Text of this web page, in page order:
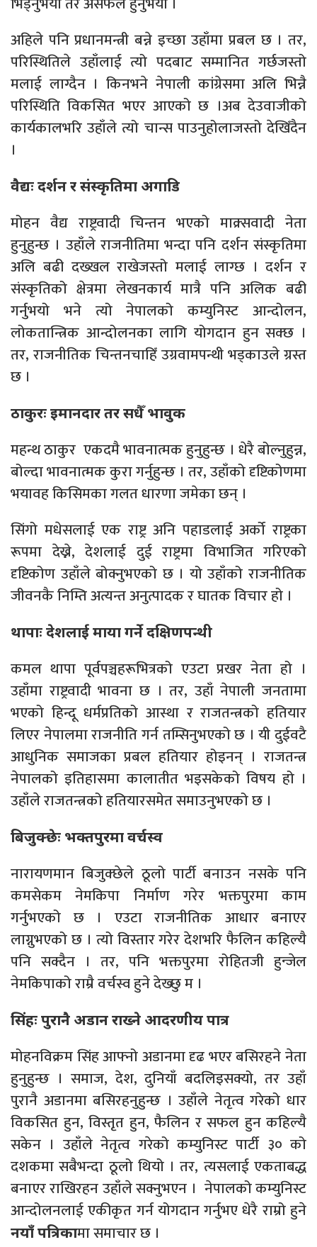
अहिले पनि प्रधानमन्त्री बन्ने इच्छा उहाँमा प्रबल छ । तर,
परिस्थितिले उहाँलाई त्यो पदबाट सम्मानित गर्छजस्तो
मलाई लाग्दैन । किनभने नेपाली कांग्रेसमा अलि भिन्नै
परिस्थिति विकसित भएर आएको छ ।अब देउवाजीको
कार्यकालभरि उहाँले त्यो चान्स पाउनुहोलाजस्तो देखिँदैन
।
वैद्यः दर्शन र संस्कृतिमा अगाडि
मोहन वैद्य राष्ट्रवादी चिन्तन भएको माक्र्सवादी नेता
हुनुहुन्छ । उहाँले राजनीतिमा भन्दा पनि दर्शन संस्कृतिमा
अलि बढी दख्खल राखेजस्तो मलाई लाग्छ । दर्शन र
संस्कृतिको क्षेत्रमा लेखनकार्य मात्रै पनि अलिक बढी
गर्नुभयो भने त्यो नेपालको कम्युनिस्ट आन्दोलन,
लोकतान्त्रिक आन्दोलनका लागि योगदान हुन सक्छ ।
तर, राजनीतिक चिन्तनचाहिँ उग्रवामपन्थी भड्काउले ग्रस्त
छ ।
ठाकुरः इमानदार तर सधैँ भावुक
महन्थ ठाकुर एकदमै भावनात्मक हुनुहुन्छ । धेरै बोल्नुहुन्न,
बोल्दा भावनात्मक कुरा गर्नुहुन्छ । तर, उहाँको दृष्टिकोणमा
भयावह किसिमका गलत धारणा जमेका छन् ।
सिंगो मधेसलाई एक राष्ट्र अनि पहाडलाई अर्को राष्ट्रका
रूपमा देख्ने, देशलाई दुई राष्ट्रमा विभाजित गरिएको
दृष्टिकोण उहाँले बोक्नुभएको छ । यो उहाँको राजनीतिक
जीवनकै निम्ति अत्यन्त अनुत्पादक र घातक विचार हो ।
थापाः देशलाई माया गर्ने दक्षिणपन्थी
कमल थापा पूर्वपञ्चहरूभित्रको एउटा प्रखर नेता हो ।
उहाँमा राष्ट्रवादी भावना छ । तर, उहाँ नेपाली जनतामा
भएको हिन्दू धर्मप्रतिको आस्था र राजतन्त्रको हतियार
लिएर नेपालमा राजनीति गर्न तम्सिनुभएको छ । यी दुईवटै
आधुनिक समाजका प्रबल हतियार होइनन् । राजतन्त्र
नेपालको इतिहासमा कालातीत भइसकेको विषय हो ।
उहाँले राजतन्त्रको हतियारसमेत समाउनुभएको छ ।
बिजुक्छेः भक्तपुरमा वर्चस्व
नारायणमान बिजुक्छेले ठूलो पार्टी बनाउन नसके पनि
कमसेकम नेमकिपा निर्माण गरेर भक्तपुरमा काम
गर्नुभएको छ । एउटा राजनीतिक आधार बनाएर
लाग्नुभएको छ । त्यो विस्तार गरेर देशभरि फैलिन कहिल्यै
पनि सक्दैन । तर, पनि भक्तपुरमा रोहितजी हुन्जेल
नेमकिपाको राम्रै वर्चस्व हुने देख्छु म ।
सिंहः पुरानै अडान राख्ने आदरणीय पात्र
मोहनविक्रम सिंह आफ्नो अडानमा दृढ भएर बसिरहने नेता
हुनुहुन्छ । समाज, देश, दुनियाँ बदलिइसक्यो, तर उहाँ
पुरानै अडानमा बसिरहनुहुन्छ । उहाँले नेतृत्व गरेको धार
विकसित हुन, विस्तृत हुन, फैलिन र सफल हुन कहिल्यै
सकेन । उहाँले नेतृत्व गरेको कम्युनिस्ट पार्टी ३० को
दशकमा सबैभन्दा ठूलो थियो । तर, त्यसलाई एकताबद्ध
बनाएर राखिरहन उहाँले सक्नुभएन । नेपालको कम्युनिस्ट
आन्दोलनलाई एकीकृत गर्न योगदान गर्नुभए धेरै राम्रो हुने
नयाँ पत्रिकामा समाचार छ ।